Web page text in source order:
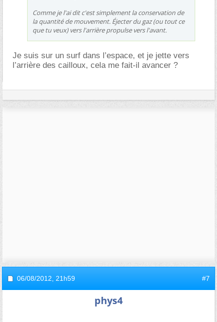
Comme je l'ai dit c'est simplement la conservation de
la quantité de mouvement. Éjecter du gaz (ou tout ce
que tu veux) vers l'arrière propulse vers l'avant.
Je suis sur un surf dans l’espace, et je jette vers
l’arrière des cailloux, cela me fait-il avancer ?
06/08/2012, 21h59 #7
phys4